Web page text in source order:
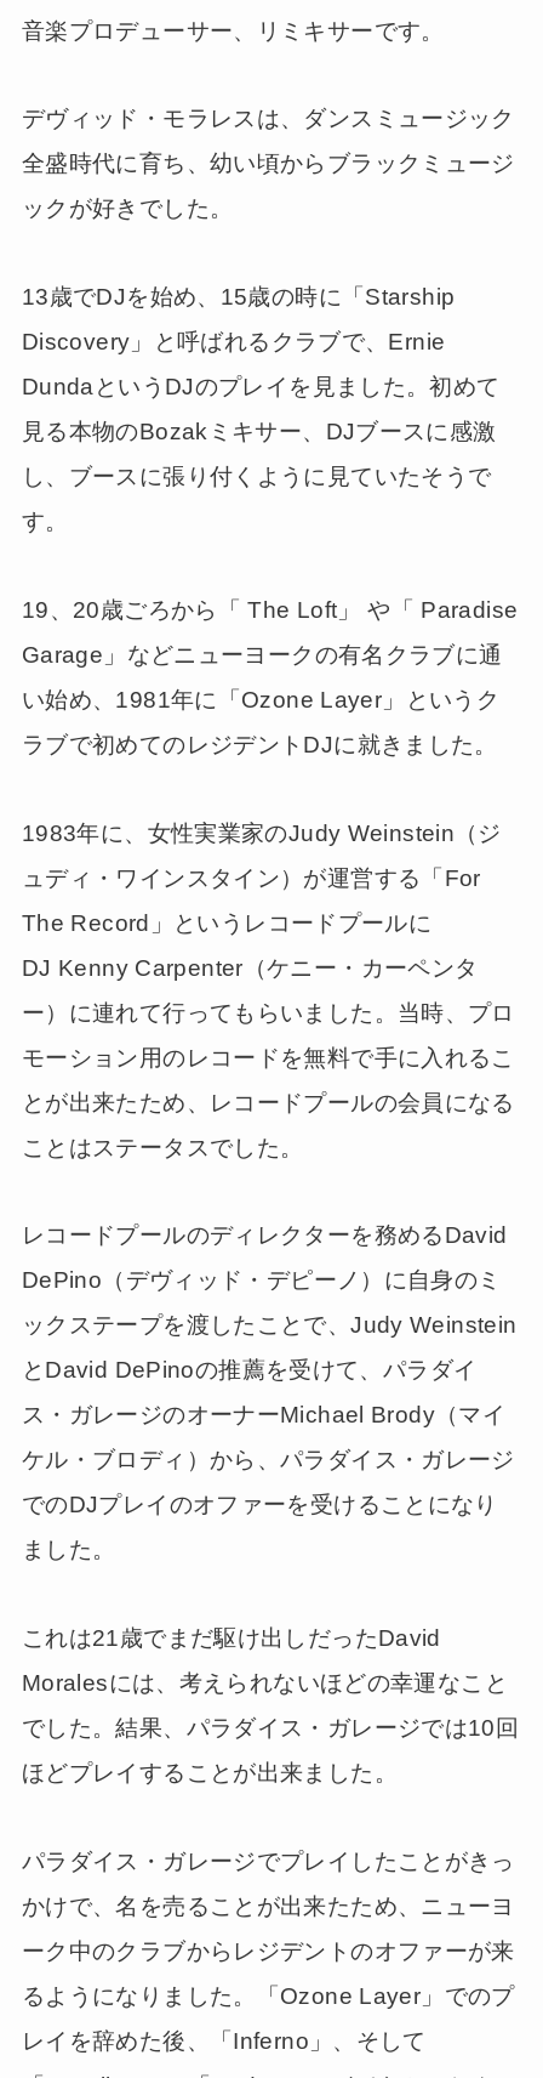
音楽プロデューサー、リミキサーです。
デヴィッド・モラレスは、ダンスミュージック
全盛時代に育ち、幼い頃からブラックミュージ
ックが好きでした。
13歳でDJを始め、15歳の時に「Starship
Discovery」と呼ばれるクラブで、Ernie
DundaというDJのプレイを見ました。初めて
見る本物のBozakミキサー、DJブースに感激
し、ブースに張り付くように見ていたそうで
す。
19、20歳ごろから「 The Loft」 や「 Paradise
Garage」などニューヨークの有名クラブに通
い始め、1981年に「Ozone Layer」というク
ラブで初めてのレジデントDJに就きました。
1983年に、女性実業家のJudy Weinstein（ジ
ュディ・ワインスタイン）が運営する「For
The Record」というレコードプールに
DJ Kenny Carpenter（ケニー・カーペンタ
ー）に連れて行ってもらいました。当時、プロ
モーション用のレコードを無料で手に入れるこ
とが出来たため、レコードプールの会員になる
ことはステータスでした。
レコードプールのディレクターを務めるDavid
DePino（デヴィッド・デピーノ）に自身のミ
ックステープを渡したことで、Judy Weinstein
とDavid DePinoの推薦を受けて、パラダイ
ス・ガレージのオーナーMichael Brody（マイ
ケル・ブロディ）から、パラダイス・ガレージ
でのDJプレイのオファーを受けることになり
ました。
これは21歳でまだ駆け出しだったDavid
Moralesには、考えられないほどの幸運なこと
でした。結果、パラダイス・ガレージでは10回
ほどプレイすることが出来ました。
パラダイス・ガレージでプレイしたことがきっ
かけで、名を売ることが出来たため、ニューヨ
ーク中のクラブからレジデントのオファーが来
るようになりました。「Ozone Layer」でのプ
レイを辞めた後、「Inferno」、そして